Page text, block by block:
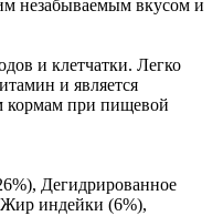
незабываемым вкусом и
и клетчатки. Легко
и является
кормам при пищевой
Дегидрированное
Жир индейки (6%),